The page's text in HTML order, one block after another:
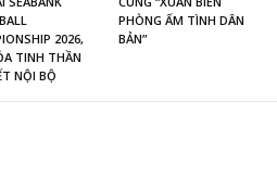
2026,
TINH THẦN
NỘI BỘ
PHÒNG ẤM TÌNH DÂN
BẢN”